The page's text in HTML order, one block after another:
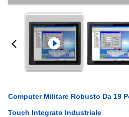
Computer Militare Robusto Da 19
Touch Integrato Industriale